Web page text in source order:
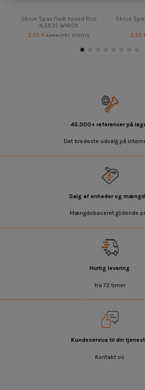
Skrue Spax fladt hoved Pozi
4,5X35 WIROX
2,55 €4,25 €inkl. moms
Skrue
2,55
45.000+ referencer på
Det bredeste udvalg på
Salg af enheder og
Mængdebaseret glidende
Hurtig levering
fra 72 timer
Kundeservice til din
Kontakt os